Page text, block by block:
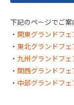
下記のページでご案
・ 関東グランドフェ
・ 東北グランドフェ
・ 九州グランドフェ
・ 関西グランドフェ
・ 中部グランドフェ